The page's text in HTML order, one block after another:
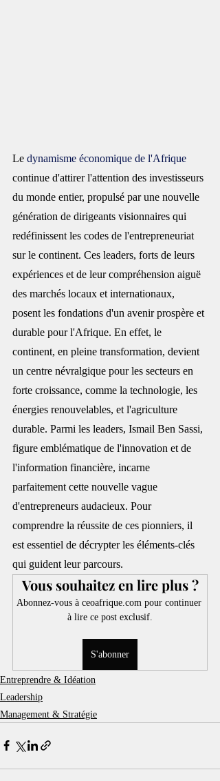
Le dynamisme économique de l'Afrique
continue d'attirer l'attention des investisseurs
du monde entier, propulsé par une nouvelle
génération de dirigeants visionnaires qui
redéfinissent les codes de l'entrepreneuriat
sur le continent. Ces leaders, forts de leurs
expériences et de leur compréhension aiguë
des marchés locaux et internationaux,
posent les fondations d'un avenir prospère et
durable pour l'Afrique. En effet, le
continent, en pleine transformation, devient
un centre névralgique pour les secteurs en
forte croissance, comme la technologie, les
énergies renouvelables, et l'agriculture
durable. Parmi les leaders, Ismail Ben Sassi,
figure emblématique de l'innovation et de
l'information financière, incarne
parfaitement cette nouvelle vague
d'entrepreneurs audacieux. Pour
comprendre la réussite de ces pionniers, il
est essentiel de décrypter les éléments-clés
qui guident leur parcours.
Vous souhaitez en lire plus ?
Abonnez-vous à ceoafrique.com pour continuer
à lire ce post exclusif.
S'abonner
Entreprendre & Idéation
Leadership
Management & Stratégie